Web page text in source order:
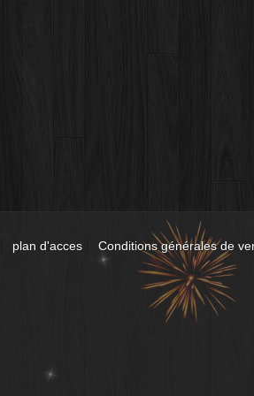
plan d'acces Conditions générales de